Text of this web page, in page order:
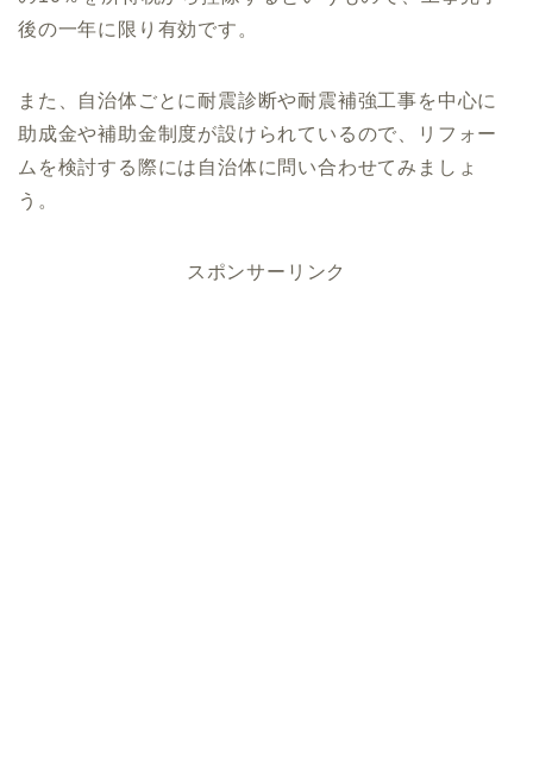
後の一年に限り有効です。
また、自治体ごとに耐震診断や耐震補強工事を中心に
助成金や補助金制度が設けられているので、リフォー
ムを検討する際には自治体に問い合わせてみましょ
う。
スポンサーリンク